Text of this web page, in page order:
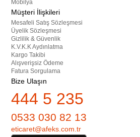
Mobilya
Müşteri İlişkileri
Mesafeli Satış Sözleşmesi
Üyelik Sözleşmesi
Gizlilik & Güvenlik
K.V.K.K Aydınlatma
Kargo Takibi
Alışverişsiz Ödeme
Fatura Sorgulama
Bize Ulaşın
444 5 235
0533 030 82 13
eticaret@afeks.com.tr